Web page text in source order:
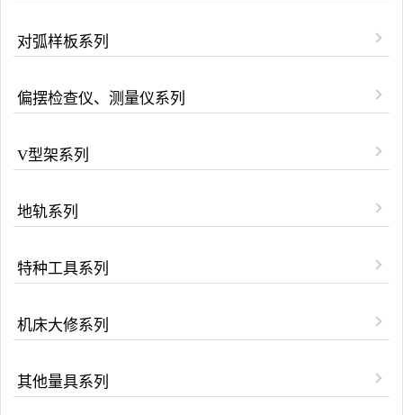
对弧样板系列
偏摆检查仪、测量仪系列
V型架系列
地轨系列
特种工具系列
机床大修系列
其他量具系列